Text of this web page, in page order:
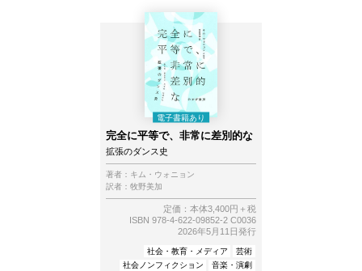
完全に平等で、非常に差別的な
拡張のダンス史
著者： キム・ウォニョン
訳者： 牧野美加
定価：本体3,400円＋税
ISBN 978-4-622-09852-2 C0036
2026年5月11日発行
社会・教育・メディア
芸術
社会ノンフィクション
音楽・演劇